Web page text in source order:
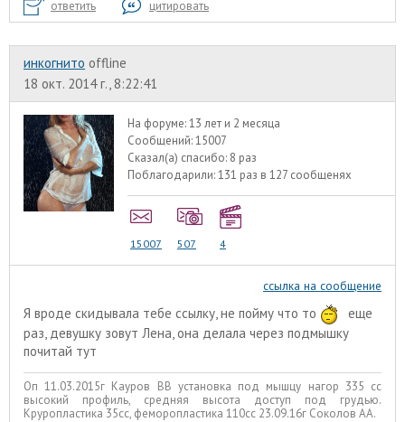
ответить цитировать
инкогнито offline
18 окт. 2014 г., 8:22:41
На форуме:13 лет и 2 месяца
Сообщений:15007
Сказал(а) спасибо: 8 раз
Поблагодарили:131 раз в 127 сообщенях
15007 507 4
ссылка на сообщение
Я вроде скидывала тебе ссылку, не пойму что то
еще
раз, девушку зовут Лена, она делала через подмышку
почитай тут
Оп 11.03.2015г Кауров ВВ установка под мышцу нагор 335 сс
высокий профиль, средняя высота доступ под грудью.
Круропластика 35сс, феморопластика 110сс 23.09.16г Соколов АА.